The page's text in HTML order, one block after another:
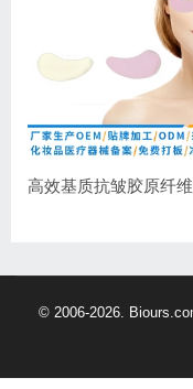
© 2006-2026.